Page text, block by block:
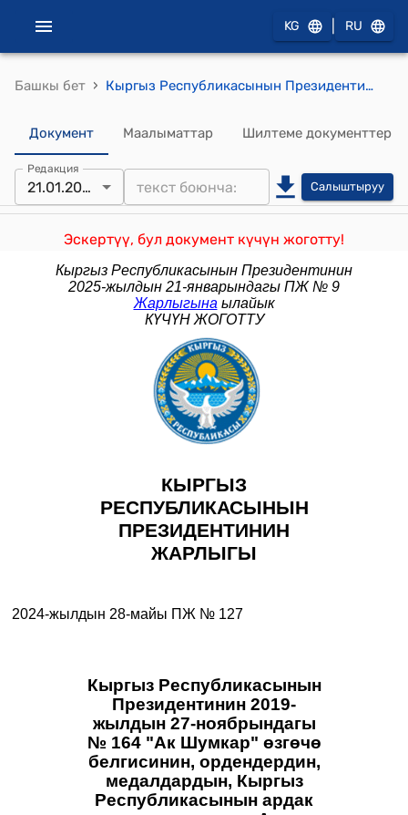
KG RU
Башкы бет › Кыргыз Республикасынын Президентинин 2024-жылдын 28-майындагы ПЖ № 127 "Кыргыз Республикасынын Президентинин 2019-жылдын 27-ноябрындагы № 164 "Ак Шумкар" өзгөчө белгисинин, ордендердин, медалдардын, Кыргыз Республикасынын ардак наамдарына жана Ардак грамотасына төш белгилердин сүрөттөлүштөрүн бекитүү жөнүндө" Жарлыгына өзгөртүүлөрдү киргизүү тууралуу" Жарлыгы
Документ Маалыматтар Шилтеме документтер
Редакция
21.01.2025 Салыштыруу
Эскертүү, бул документ күчүн жоготту!